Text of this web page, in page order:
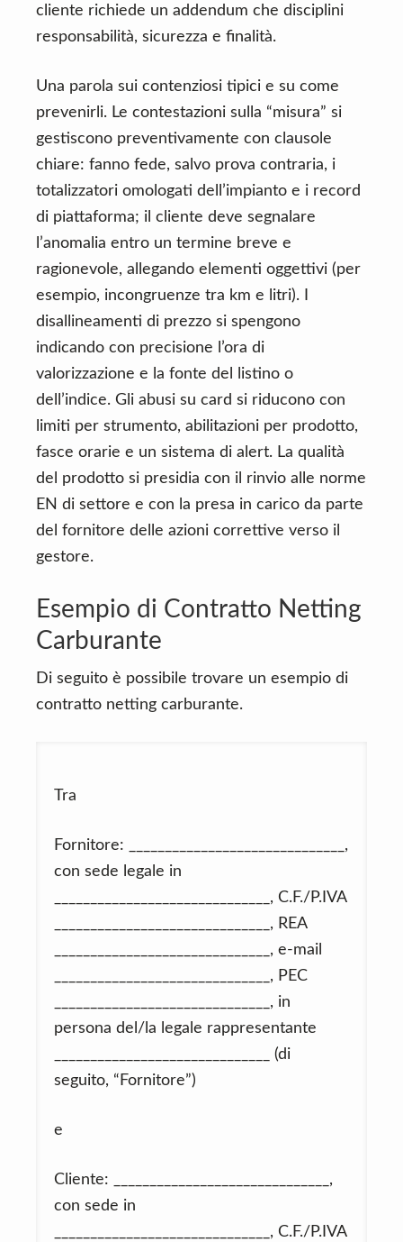
cliente richiede un addendum che disciplini
responsabilità, sicurezza e finalità.
Una parola sui contenziosi tipici e su come
prevenirli. Le contestazioni sulla “misura” si
gestiscono preventivamente con clausole
chiare: fanno fede, salvo prova contraria, i
totalizzatori omologati dell’impianto e i record
di piattaforma; il cliente deve segnalare
l’anomalia entro un termine breve e
ragionevole, allegando elementi oggettivi (per
esempio, incongruenze tra km e litri). I
disallineamenti di prezzo si spengono
indicando con precisione l’ora di
valorizzazione e la fonte del listino o
dell’indice. Gli abusi su card si riducono con
limiti per strumento, abilitazioni per prodotto,
fasce orarie e un sistema di alert. La qualità
del prodotto si presidia con il rinvio alle norme
EN di settore e con la presa in carico da parte
del fornitore delle azioni correttive verso il
gestore.
Esempio di Contratto Netting
Carburante
Di seguito è possibile trovare un esempio di
contratto netting carburante.
Tra
Fornitore: ______________________________,
con sede legale in
______________________________, C.F./P.IVA
______________________________, REA
______________________________, e-mail
______________________________, PEC
______________________________, in
persona del/la legale rappresentante
______________________________ (di
seguito, “Fornitore”)
e
Cliente: ______________________________,
con sede in
______________________________, C.F./P.IVA